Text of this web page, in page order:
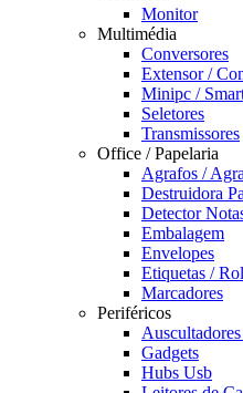
Monitor
Multimédia
Conversores
Extensor /
Minipc /
Seletores
Transmissores
Office / Papelaria
Agrafos /
Destruidora
Detector
Embalagem
Envelopes
Etiquetas /
Marcadores
Periféricos
Gadgets
Hubs Usb